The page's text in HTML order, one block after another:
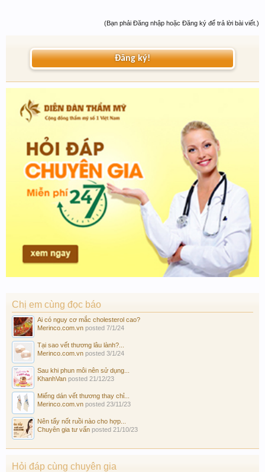
(Bạn phải Đăng nhập hoặc Đăng ký để trả lời bài viết.)
Đăng ký!
Chị em cùng đọc báo
Ai có nguy cơ mắc cholesterol cao?
Merinco.com.vn posted 7/1/24
Tại sao vết thương lâu lành?...
Merinco.com.vn posted 3/1/24
Sau khi phun môi nên sử dụng...
KhanhVan posted 21/12/23
Miếng dán vết thương thay chỉ...
Merinco.com.vn posted 23/11/23
Nên tẩy nốt ruồi nào cho hợp...
Chuyên gia tư vấn posted 21/10/23
Hỏi đáp cùng chuyên gia